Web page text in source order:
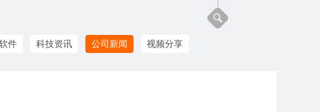
件 科技资讯 公司新闻 视频分享